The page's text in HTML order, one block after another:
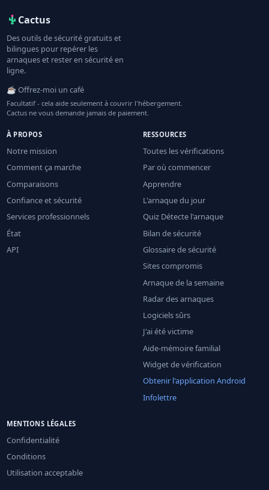
Cactus
Des outils de sécurité gratuits et
bilingues pour repérer les
arnaques et rester en sécurité en
ligne.
☕ Offrez-moi un café
Facultatif - cela aide seulement à couvrir l'hébergement.
Cactus ne vous demande jamais de paiement.
À PROPOS
Notre mission
Comment ça marche
Comparaisons
Confiance et sécurité
Services professionnels
État
API
RESSOURCES
Toutes les vérifications
Par où commencer
Apprendre
L'arnaque du jour
Quiz Détecte l'arnaque
Bilan de sécurité
Glossaire de sécurité
Sites compromis
Arnaque de la semaine
Radar des arnaques
Logiciels sûrs
J'ai été victime
Aide-mémoire familial
Widget de vérification
Obtenir l'application Android
Infolettre
MENTIONS LÉGALES
Confidentialité
Conditions
Utilisation acceptable